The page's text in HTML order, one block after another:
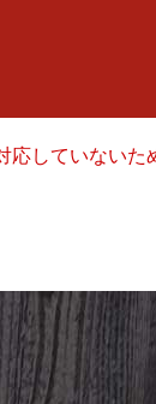
していないた